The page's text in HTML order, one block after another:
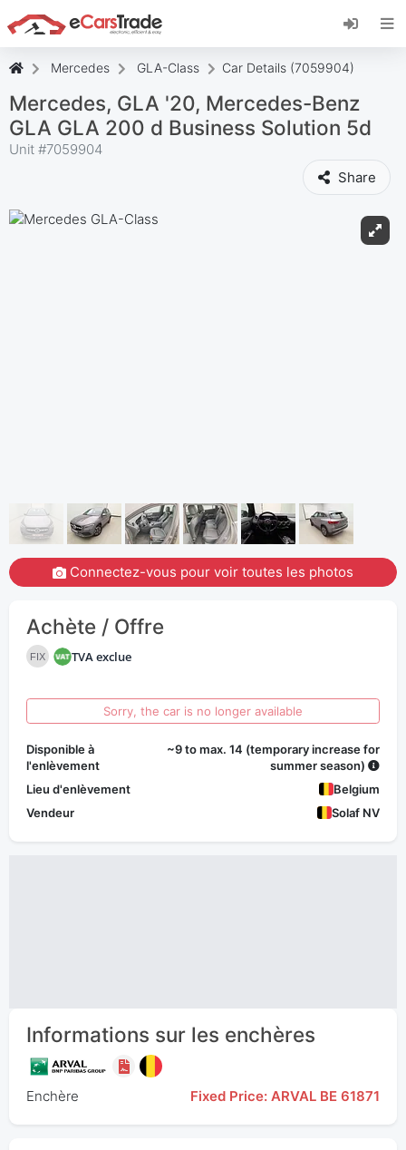
Installez l'application web eCarsTrade, ajoutez-
la à votre écran d'accueil et recevez des mises
Mercedes GLA-Class Car Details (7059904)
Mercedes, GLA '20, Mercedes-Benz
GLA GLA 200 d Business Solution 5d
Unit #7059904
Share
Connectez-vous pour voir toutes les photos
Achète / Offre
FIX TVA exclue
Sorry, the car is no longer available
Disponible à
l'enlèvement
~9 to max. 14 (temporary increase for
summer season)
Lieu d'enlèvement
Belgium
Vendeur
Solaf NV
Informations sur les enchères
Enchère Fixed Price: ARVAL BE 61871